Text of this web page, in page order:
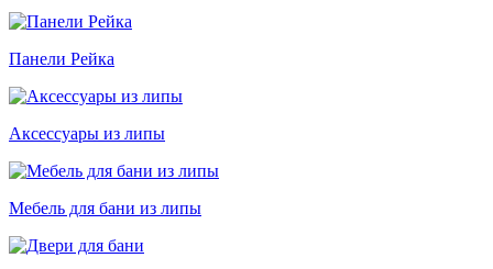
Панели Рейка
Аксессуары из липы
Мебель для бани из липы